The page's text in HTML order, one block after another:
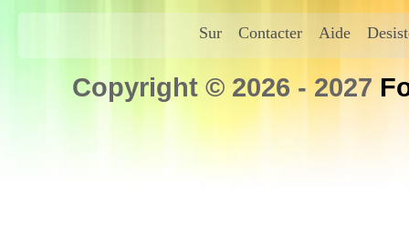
Sur Contacter Aide
Copyright © 2026 - 2027